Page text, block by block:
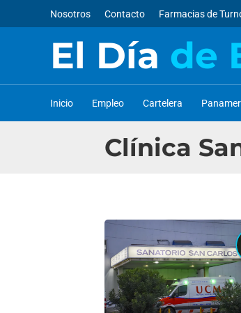
Nosotros Contacto Farmacias de
El Día de
Inicio Empleo Cartelera
Clínica